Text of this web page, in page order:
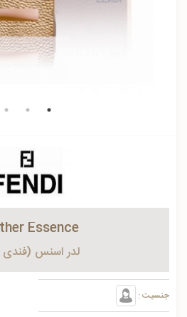
Essence
لدر اسنس (فندی
جنسیت :